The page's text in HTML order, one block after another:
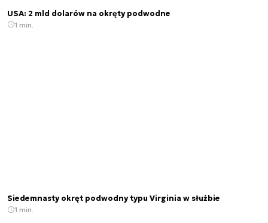
USA: 2 mld dolarów na okręty podwodne
1 min.
Siedemnasty okręt podwodny typu Virginia w służbie
1 min.